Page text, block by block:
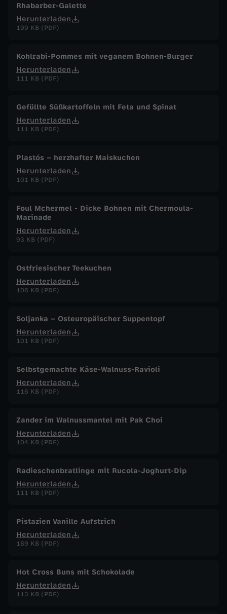
Rhabarber-Galette
Herunterladen
199 KB (PDF)
Kohlrabi-Pommes mit veganem Bohnen-Burger
Herunterladen
111 KB (PDF)
Gefüllte Süßkartoffeln mit Feta und Spinat
Herunterladen
111 KB (PDF)
Plastós – herzhafter Maiskuchen
Herunterladen
101 KB (PDF)
Foul Mchermel - Dicke Bohnen mit Chermoula-
Marinade
Herunterladen
93 KB (PDF)
Ostfriesischer Teekuchen
Herunterladen
106 KB (PDF)
Soljanka – Osteuropäischer Suppentopf
Herunterladen
101 KB (PDF)
Selbstgemachte Käse-Walnuss-Ravioli
Herunterladen
116 KB (PDF)
Zander im Walnussmantel mit Pak Choi
Herunterladen
104 KB (PDF)
Radieschenbratlinge mit Rucola-Joghurt-Dip
Herunterladen
111 KB (PDF)
Pistazien Vanille Aufstrich
Herunterladen
189 KB (PDF)
Hot Cross Buns mit Schokolade
Herunterladen
113 KB (PDF)